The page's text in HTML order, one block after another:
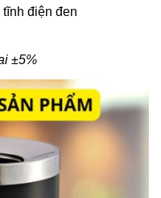
điện đen
±5%